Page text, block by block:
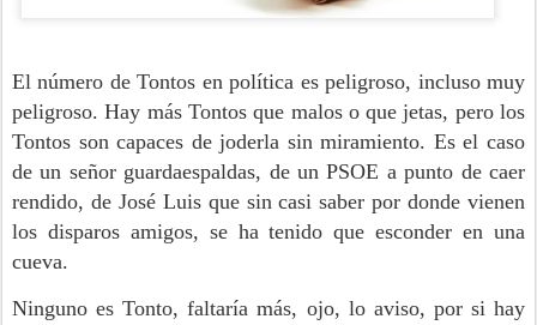
El número de Tontos en política es peligroso, incluso muy
peligroso. Hay más Tontos que malos o que jetas, pero los
Tontos son capaces de joderla sin miramiento. Es el caso
de un señor guardaespaldas, de un PSOE a punto de caer
rendido, de José Luis que sin casi saber por donde vienen
los disparos amigos, se ha tenido que esconder en una
cueva.
Ninguno es Tonto, faltaría más, ojo, lo aviso, por si hay